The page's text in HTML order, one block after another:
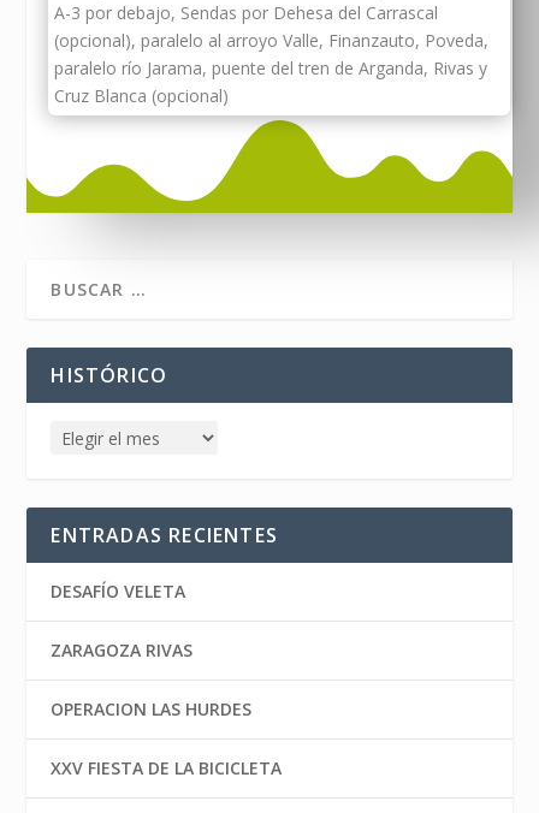
A-3 por debajo, Sendas por Dehesa del Carrascal
(opcional), paralelo al arroyo Valle, Finanzauto, Poveda,
paralelo río Jarama, puente del tren de Arganda, Rivas y
Cruz Blanca (opcional)
HISTÓRICO
ENTRADAS RECIENTES
DESAFÍO VELETA
ZARAGOZA RIVAS
OPERACION LAS HURDES
XXV FIESTA DE LA BICICLETA